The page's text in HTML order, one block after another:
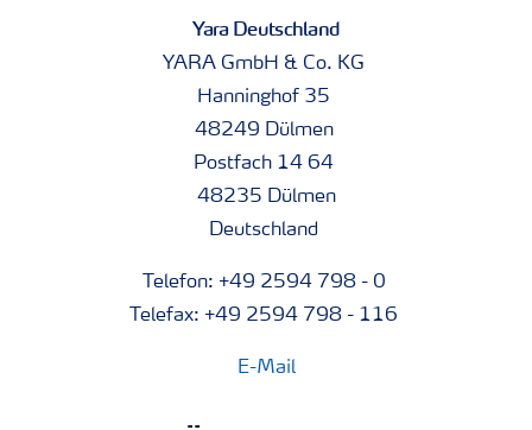
Yara Deutschland
YARA GmbH & Co. KG
Hanninghof 35
48249 Dülmen
Postfach 14 64
48235 Dülmen
Deutschland
Telefon: +49 2594 798 - 0
Telefax: +49 2594 798 - 116
E-Mail